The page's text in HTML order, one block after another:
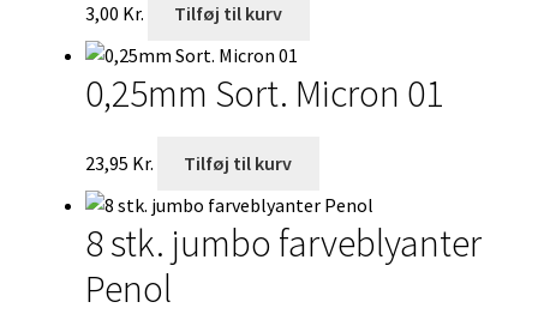
3,00 Kr. Tilføj til kurv
0,25mm Sort. Micron 01
23,95 Kr. Tilføj til kurv
8 stk. jumbo farveblyanter
Penol